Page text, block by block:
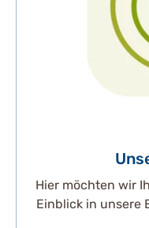
Hier möchten wir
Einblick in unsere